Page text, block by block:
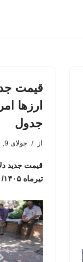
قیمت
جدول
از جولای 9, 2026
تیرماه ۱۴۰۵/ + جدول